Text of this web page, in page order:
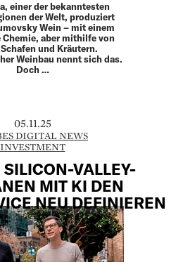
einer der bekanntesten
der Welt, produziert
Wein – mit einem
Chemie, aber mithilfe von
und Kräutern.
Weinbau nennt sich das.
Doch …
05.11.25
DIGITAL NEWS
INVESTMENT
SILICON-VALLEY-
MIT KI DEN
NEU DEFINIEREN